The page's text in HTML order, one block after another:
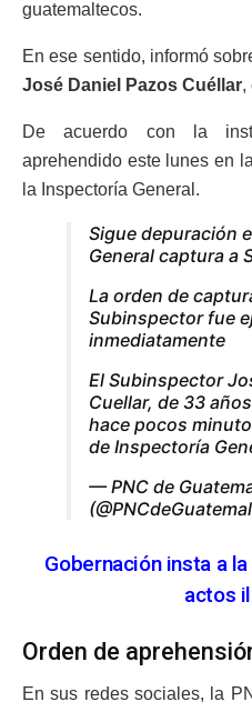
guatemaltecos.
En ese sentido, informó
José Daniel Pazos Cuéllar,
De acuerdo con la
aprehendido este lunes en
la Inspectoría General.
Sigue depuración
General captura a
La orden de
Subinspector fue
inmediatamente
El Subinspector
Cuellar, de 33
hace pocos
de Inspectoría
— PNC de
Gobernación insta a
actos
Orden de
En sus redes sociales, la